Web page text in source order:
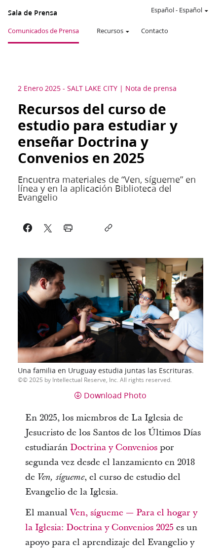
Sala de Prensa
Comunicados de Prensa Recursos Contacto
Español- Español
2 Enero 2025 - SALT LAKE CITY Nota de prensa
Recursos del curso de
estudio para estudiar y
enseñar Doctrina y
Convenios en 2025
Encuentra materiales de “Ven, sígueme” en
línea y en la aplicación Biblioteca del
Evangelio
Una familia en Uruguay estudia juntas las Escrituras.
© 2025 by Intellectual Reserve, Inc. All rights reserved.
Download Photo
En 2025, los miembros de La Iglesia de
Jesucristo de los Santos de los Últimos Días
estudiarán Doctrina y Conveniospor
segunda vez desde el lanzamiento en 2018
de Ven, sígueme, el curso de estudio del
Evangelio de la Iglesia.
El manualVen, sígueme — Para el hogar y
la Iglesia: Doctrina y Convenios 2025es un
apoyo para el aprendizaje del Evangelio y